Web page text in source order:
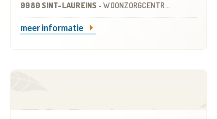
9980 SINT-LAUREINS -WOONZORGCENTRUM (WZC)
meer informatie